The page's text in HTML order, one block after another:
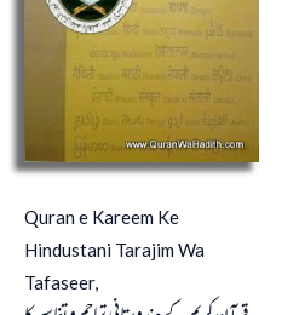
Quran e Kareem Ke
Hindustani Tarajim Wa
Tafaseer,